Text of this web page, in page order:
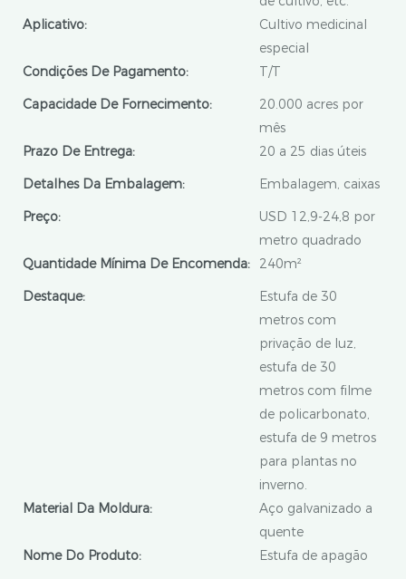
Aplicativo:
Cultivo medicinal
especial
Condições De Pagamento:
T/T
Capacidade De Fornecimento:
20.000 acres por
mês
Prazo De Entrega:
20 a 25 dias úteis
Detalhes Da Embalagem:
Embalagem, caixas
Preço:
USD 12,9-24,8 por
metro quadrado
Quantidade Mínima De Encomenda:
240m²
Destaque:
Estufa de 30
metros com
privação de luz,
estufa de 30
metros com filme
de policarbonato,
estufa de 9 metros
para plantas no
inverno.
Material Da Moldura:
Aço galvanizado a
quente
Nome Do Produto:
Estufa de apagão